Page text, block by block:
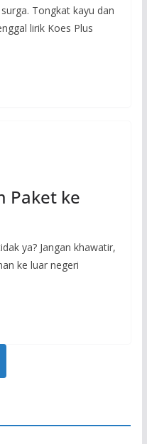
Tongkat kayu dan
lirik Koes Plus
Paket ke
ya? Jangan khawatir,
ke luar negeri